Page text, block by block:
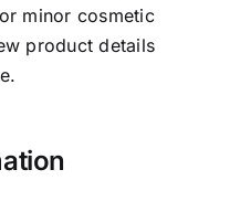
minor cosmetic
product details